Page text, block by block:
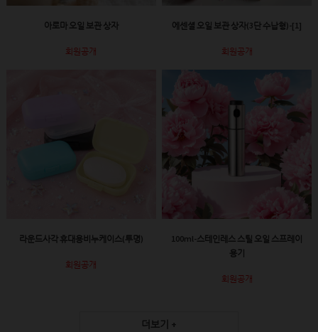
아로마 오일 보관 상자
회원공개
에센셜 오일 보관 상자(3단 수납형)-[1]
회원공개
라운드사각 휴대용비누케이스(투명)
회원공개
100ml-스테인레스 스틸 오일 스프레이
용기
회원공개
더보기 +